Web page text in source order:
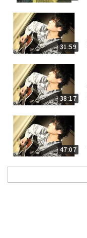
31:59
38:17
47:07